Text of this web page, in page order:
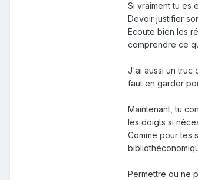
Si vraiment tu es
Devoir justifier
Ecoute bien les
comprendre ce
J'ai aussi un truc
faut en garder
Maintenant, tu
les doigts si
Comme pour tes
Permettre ou ne